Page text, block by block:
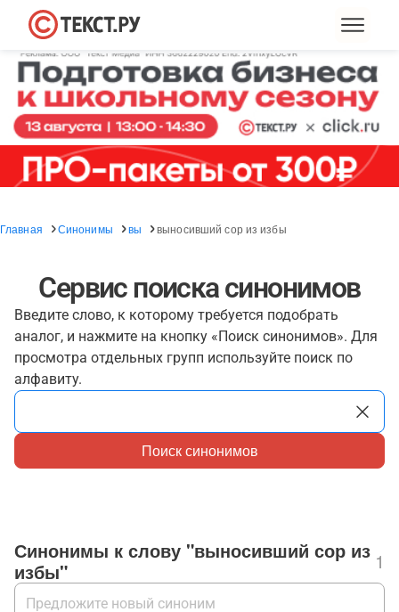
Главная Синонимы вы выносивший сор из избы
Сервис поиска синонимов
Введите слово, к которому требуется подобрать
аналог, и нажмите на кнопку «Поиск синонимов». Для
просмотра отдельных групп используйте поиск по
алфавиту.
Поиск синонимов
Синонимы к слову "выносивший сор из
избы"
1